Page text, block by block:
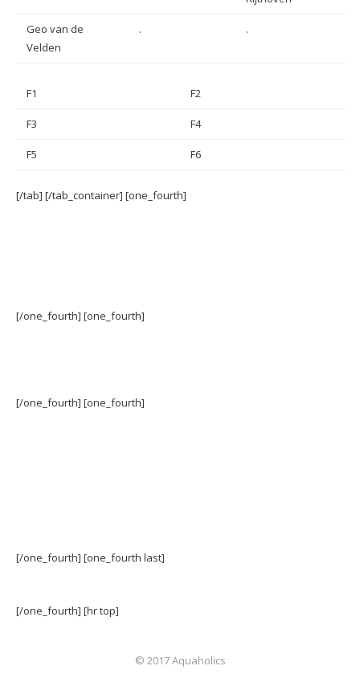
Geo van de
Velden
. .
F1 F2
F3 F4
F5 F6
[/tab] [/tab_container] [one_fourth]
[/one_fourth] [one_fourth]
[/one_fourth] [one_fourth]
[/one_fourth] [one_fourth last]
[/one_fourth] [hr top]
© 2017 Aquaholics